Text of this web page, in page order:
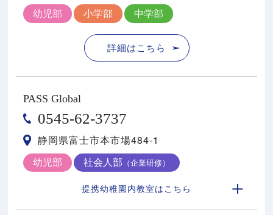
幼児部 小学部 中学部
詳細はこちら
PASS Global
0545-62-3737
静岡県富士市本市場484-1
幼児部 社会人部 （企業研修）
提携幼稚園内教室はこちら